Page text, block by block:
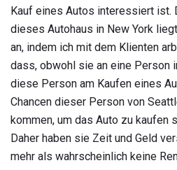
Kauf eines Autos interessiert ist.
dieses Autohaus in New York
an, indem ich mit dem Klienten
dass, obwohl sie an eine Person
diese Person am Kaufen eines
Chancen dieser Person von
kommen, um das Auto zu kaufen
Daher haben sie Zeit und Geld
mehr als wahrscheinlich keine